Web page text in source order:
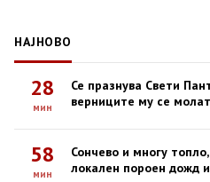
НАЈНОВО
28
мин
Се празнува Свети
верниците му се
58
мин
Сончево и многу
локален пороен дожд